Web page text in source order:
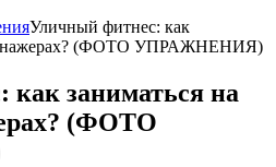
Уличный фитнес: как
(ФОТО УПРАЖНЕНИЯ)
заниматься на
(ФОТО